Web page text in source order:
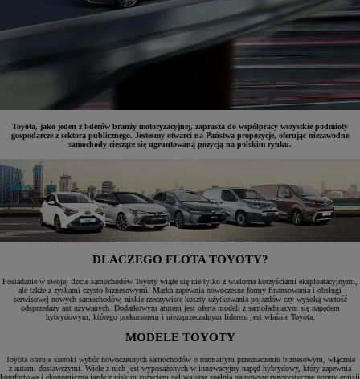
Toyota, jako jeden z liderów branży motoryzacyjnej, zaprasza do współpracy wszystkie podmioty
gospodarcze z sektora publicznego. Jesteśmy otwarci na Państwa propozycje, oferując niezawodne
samochody cieszące się ugruntowaną pozycją na polskim rynku.
DLACZEGO FLOTA TOYOTY?
Posiadanie w swojej flocie samochodów Toyoty wiąże się nie tylko z wieloma korzyściami eksploatacyjnymi,
ale także z zyskami czysto biznesowymi. Marka zapewnia nowoczesne formy finansowania i obsługi
serwisowej nowych samochodów, niskie rzeczywiste koszty użytkowania pojazdów czy wysoką wartość
odsprzedaży aut używanych. Dodatkowym atutem jest oferta modeli z samoładującym się napędem
hybrydowym, którego prekursorem i niezaprzeczalnym liderem jest właśnie Toyota.
MODELE TOYOTY
Toyota oferuje szeroki wybór nowoczesnych samochodów o rozmaitym przeznaczeniu biznesowym, włącznie
z autami dostawczymi. Wiele z nich jest wyposażonych w innowacyjny napęd hybrydowy, który zapewnia
komfortową i ekonomiczną jazdę z niskim zużyciem paliwa oraz spełnia najnowsze rygorystyczne normy emisji